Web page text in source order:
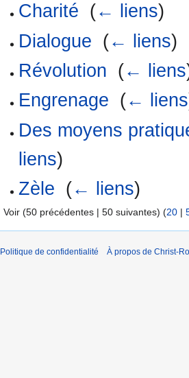
Charité (← liens)
Dialogue (← liens)
Révolution (← liens
Engrenage (← liens
Des moyens
liens)
Zèle (← liens)
Voir (50 précédentes | 50 suivantes) (20 |
Politique de confidentialité À propos de Christ-